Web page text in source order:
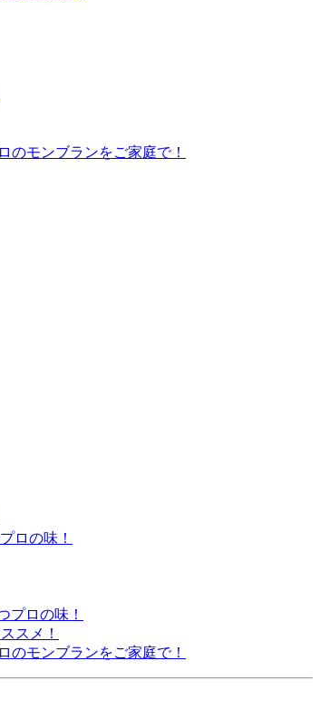
モンブランをご家庭で！
ロの味！
ロの味！
スメ！
モンブランをご家庭で！